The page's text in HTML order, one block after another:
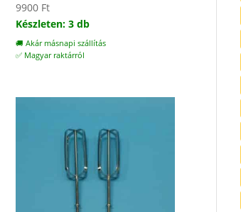
9900 Ft
Készleten: 3 db
🚚 Akár másnapi szállítás
✅ Magyar raktárról